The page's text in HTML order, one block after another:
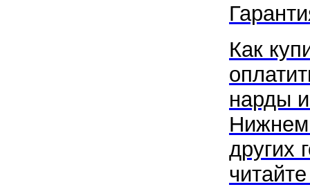
Как
нарды
Нижнем
других